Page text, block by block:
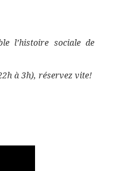
l’histoire sociale de
à 3h), réservez vite!